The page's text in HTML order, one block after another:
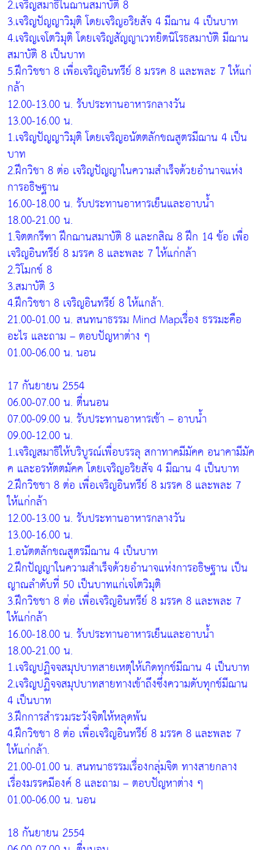
2.เจริญสมาธิในฌานสมาบัติ 8
3.เจริญปัญญาวิมุติ โดยเจริญอริยสัจ 4 มีฌาน 4 เป็นบาท
4.เจริญเจโตวิมุติ โดยเจริญสัญญาเวทยิตนิโรธสมาบัติ มีฌาน
สมาบัติ 8 เป็นบาท
5.ฝึกวิชชา 8 เพื่อเจริญอินทรีย์ 8 มรรค 8 และพละ 7 ให้แก่
กล้า
12.00-13.00 น. รับประทานอาหารกลางวัน
13.00-16.00 น.
1.เจริญปัญญาวิมุติ โดยเจริญอนัตตลักขณสูตรมีฌาน 4 เป็น
บาท
2.ฝึกวิชา 8 ต่อ เจริญปัญญาในความสำเร็จด้วยอำนาจแห่ง
การอธิษฐาน
16.00-18.00 น. รับประทานอาหารเย็นและอาบน้ำ
18.00-21.00 น.
1.จิตตกรีฑา ฝึกฌานสมาบัติ 8 และกสิณ 8 ฝึก 14 ข้อ เพื่อ
เจริญอินทรีย์ 8 มรรค 8 และพละ 7 ให้แก่กล้า
2.วิโมกข์ 8
3.สมาบัติ 3
4.ฝึกวิชชา 8 เจริญอินทรีย์ 8 ให้แกล้า.
21.00-01.00 น. สนทนาธรรม Mind Mapเรื่อง ธรรมะคือ
อะไร และถาม – ตอบปัญหาต่าง ๆ
01.00-06.00 น. นอน
17 กันยายน 2554
06.00-07.00 น. ตื่นนอน
07.00-09.00 น. รับประทานอาหารเช้า – อาบน้ำ
09.00-12.00 น.
1.เจริญสมาธิให้บริบูรณ์เพื่อบรรลุ สกาทาคมีมัคค อนาคามีมัค
ค และอรหัตตมัคค โดยเจริญอริยสัจ 4 มีฌาน 4 เป็นบาท
2.ฝึกวิชชา 8 ต่อ เพื่อเจริญอินทรีย์ 8 มรรค 8 และพละ 7
ให้แก่กล้า
12.00-13.00 น. รับประทานอาหารกลางวัน
13.00-16.00 น.
1.อนัตตลักขณสูตรมีฌาน 4 เป็นบาท
2.ฝึกปัญญาในความสำเร็จด้วยอำนาจแห่งการอธิษฐาน เป็น
ญาณลำดับที่ 50 เป็นบาทแก่เจโตวิมุติ
3.ฝึกวิชชา 8 ต่อ เพื่อเจริญอินทรีย์ 8 มรรค 8 และพละ 7
ให้แก่กล้า
16.00-18.00 น. รับประทานอาหารเย็นและอาบน้ำ
18.00-21.00 น.
1.เจริญปฏิจจสมุปบาทสายเหตุให้เกิดทุกข์มีฌาน 4 เป็นบาท
2.เจริญปฏิจจสมุปบาทสายทางเข้าถึงซึ่งความดับทุกข์มีฌาน
4 เป็นบาท
3.ฝึกการสำรวมระวังจิตให้หลุดพ้น
4.ฝึกวิชชา 8 ต่อ เพื่อเจริญอินทรีย์ 8 มรรค 8 และพละ 7
ให้แก่กล้า.
21.00-01.00 น. สนทนาธรรมเรื่องกลุ่มจิต ทางสายกลาง
เรื่องมรรคมีองค์ 8 และถาม – ตอบปัญหาต่าง ๆ
01.00-06.00 น. นอน
18 กันยายน 2554